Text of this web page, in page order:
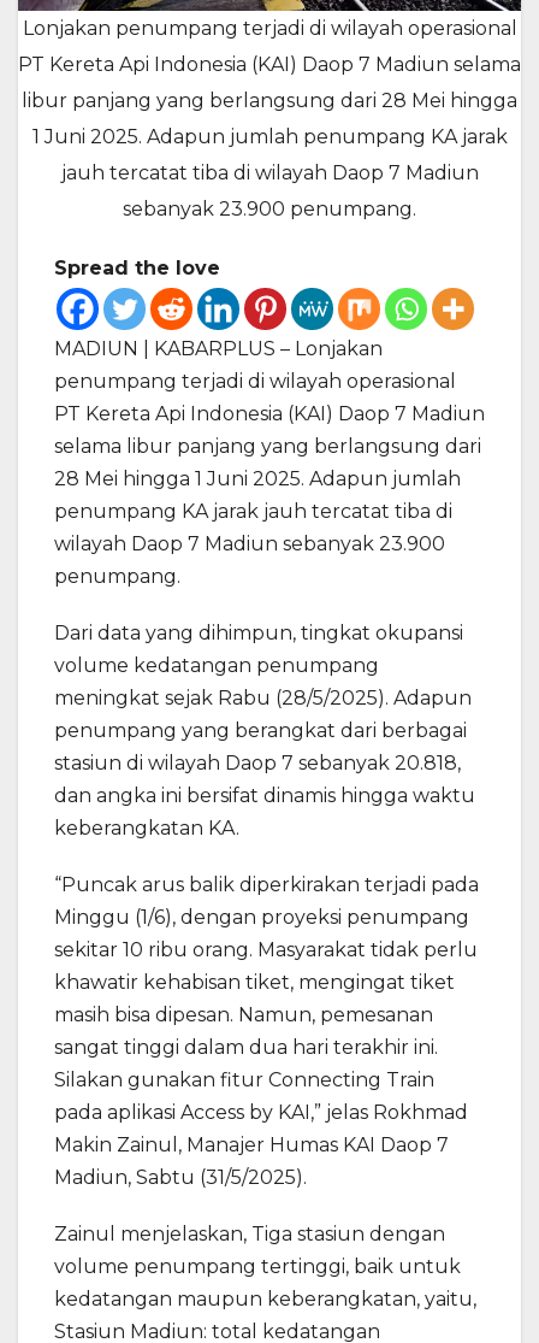
Lonjakan penumpang terjadi di wilayah operasional
PT Kereta Api Indonesia (KAI) Daop 7 Madiun selama
libur panjang yang berlangsung dari 28 Mei hingga
1 Juni 2025. Adapun jumlah penumpang KA jarak
jauh tercatat tiba di wilayah Daop 7 Madiun
sebanyak 23.900 penumpang.
Spread the love
MADIUN | KABARPLUS – Lonjakan
penumpang terjadi di wilayah operasional
PT Kereta Api Indonesia (KAI) Daop 7 Madiun
selama libur panjang yang berlangsung dari
28 Mei hingga 1 Juni 2025. Adapun jumlah
penumpang KA jarak jauh tercatat tiba di
wilayah Daop 7 Madiun sebanyak 23.900
penumpang.
Dari data yang dihimpun, tingkat okupansi
volume kedatangan penumpang
meningkat sejak Rabu (28/5/2025). Adapun
penumpang yang berangkat dari berbagai
stasiun di wilayah Daop 7 sebanyak 20.818,
dan angka ini bersifat dinamis hingga waktu
keberangkatan KA.
“Puncak arus balik diperkirakan terjadi pada
Minggu (1/6), dengan proyeksi penumpang
sekitar 10 ribu orang. Masyarakat tidak perlu
khawatir kehabisan tiket, mengingat tiket
masih bisa dipesan. Namun, pemesanan
sangat tinggi dalam dua hari terakhir ini.
Silakan gunakan fitur Connecting Train
pada aplikasi Access by KAI,” jelas Rokhmad
Makin Zainul, Manajer Humas KAI Daop 7
Madiun, Sabtu (31/5/2025).
Zainul menjelaskan, Tiga stasiun dengan
volume penumpang tertinggi, baik untuk
kedatangan maupun keberangkatan, yaitu,
Stasiun Madiun: total kedatangan